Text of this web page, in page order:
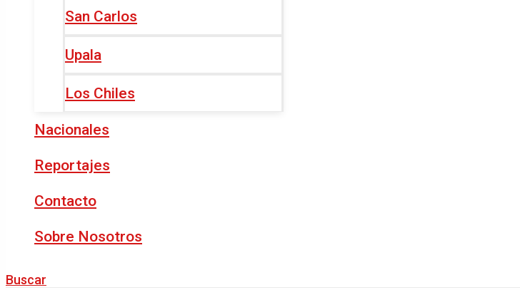
San Carlos
Upala
Los Chiles
Nacionales
Reportajes
Contacto
Sobre Nosotros
Buscar